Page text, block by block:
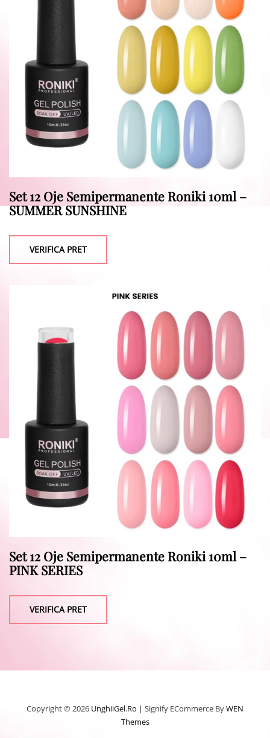
Set 12 Oje Semipermanente Roniki 10ml –
SUMMER SUNSHINE
VERIFICA PRET
Set 12 Oje Semipermanente Roniki 10ml –
PINK SERIES
VERIFICA PRET
Copyright © 2026 UnghiiGel.ro | Signify ECommerce ByWEN
Themes